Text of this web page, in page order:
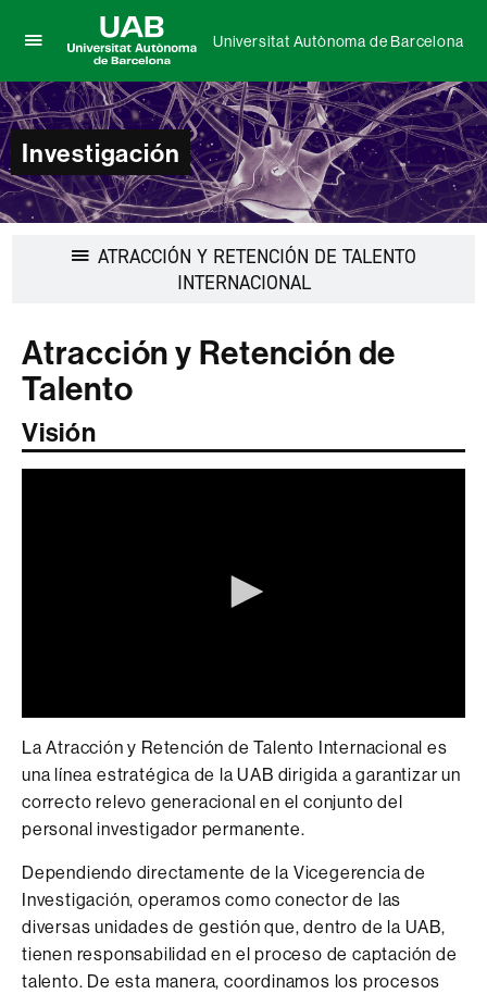
aquí
para
desplegar
el
menú
de
Universitat
Universitat
Autònoma
Barcelona
Universitat Autònoma de Barcelona
Investigación
ATRACCIÓN Y RETENCIÓN DE TALENTO
INTERNACIONAL
Atracción y Retención de
Talento
Visión
seconds
of
0
seconds
La Atracción y Retención de Talento Internacional es
una línea estratégica de la UAB dirigida a garantizar un
correcto relevo generacional en el conjunto del
personal investigador permanente.
Dependiendo directamente de la Vicegerencia de
Investigación, operamos como conector de las
diversas unidades de gestión que, dentro de la UAB,
tienen responsabilidad en el proceso de captación de
talento. De esta manera, coordinamos los procesos